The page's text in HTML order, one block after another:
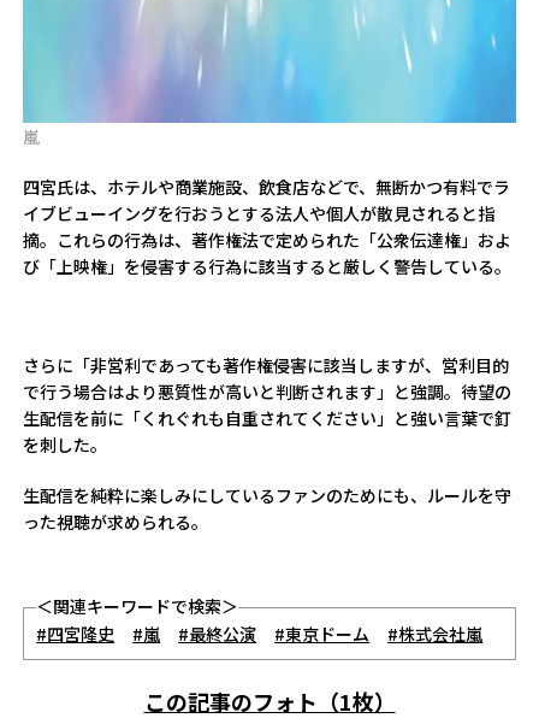
嵐
四宮氏は、ホテルや商業施設、飲食店などで、無断かつ有料でラ
イブビューイングを行おうとする法人や個人が散見されると指
摘。これらの行為は、著作権法で定められた「公衆伝達権」およ
び「上映権」を侵害する行為に該当すると厳しく警告している。
さらに「非営利であっても著作権侵害に該当しますが、営利目的
で行う場合はより悪質性が高いと判断されます」と強調。待望の
生配信を前に「くれぐれも自重されてください」と強い言葉で釘
を刺した。
生配信を純粋に楽しみにしているファンのためにも、ルールを守
った視聴が求められる。
＜関連キーワードで検索＞
#四宮隆史
#嵐 #最終公演 #東京ドーム #株式会社嵐
この記事のフォト（1枚）